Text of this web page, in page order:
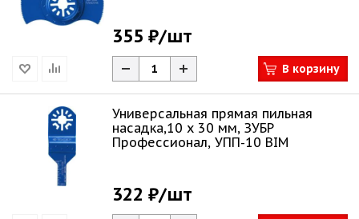
355 ₽/шт
В корзину
Универсальная прямая пильная
насадка,10 x 30 мм, ЗУБР
Профессионал, УПП-10 BIM
322 ₽/шт